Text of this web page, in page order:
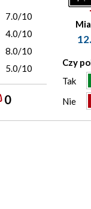
7.0/10
4.0/10
8.0/10
5.0/10
0
Czy
Tak
Nie